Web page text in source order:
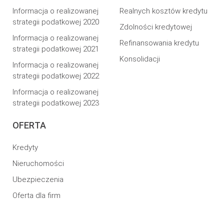
Informacja o realizowanej
strategii podatkowej 2020
Informacja o realizowanej
strategii podatkowej 2021
Informacja o realizowanej
strategii podatkowej 2022
Informacja o realizowanej
strategii podatkowej 2023
OFERTA
Kredyty
Nieruchomości
Ubezpieczenia
Oferta dla firm
Realnych kosztów kredytu
Zdolności kredytowej
Refinansowania kredytu
Konsolidacji